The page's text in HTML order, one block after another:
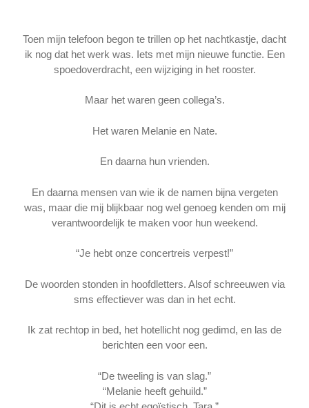
Toen mijn telefoon begon te trillen op het nachtkastje, dacht
ik nog dat het werk was. Iets met mijn nieuwe functie. Een
spoedoverdracht, een wijziging in het rooster.
Maar het waren geen collega’s.
Het waren Melanie en Nate.
En daarna hun vrienden.
En daarna mensen van wie ik de namen bijna vergeten
was, maar die mij blijkbaar nog wel genoeg kenden om mij
verantwoordelijk te maken voor hun weekend.
“Je hebt onze concertreis verpest!”
De woorden stonden in hoofdletters. Alsof schreeuwen via
sms effectiever was dan in het echt.
Ik zat rechtop in bed, het hotellicht nog gedimd, en las de
berichten een voor een.
“De tweeling is van slag.”
“Melanie heeft gehuild.”